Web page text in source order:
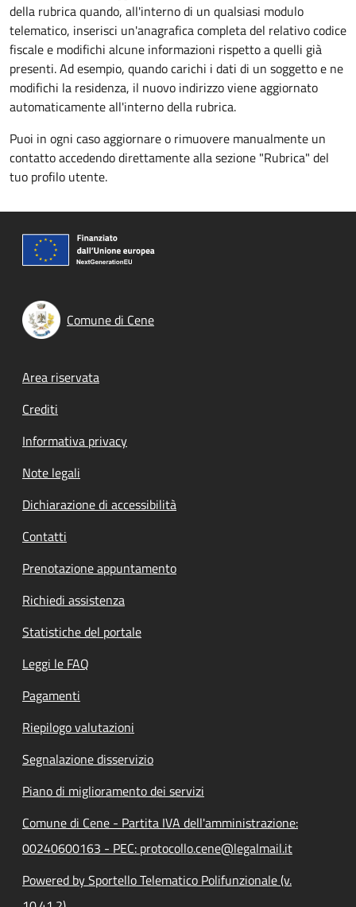
della rubrica quando, all'interno di un qualsiasi modulo
telematico, inserisci un'anagrafica completa del relativo codice
fiscale e modifichi alcune informazioni rispetto a quelli già
presenti. Ad esempio, quando carichi i dati di un soggetto e ne
modifichi la residenza, il nuovo indirizzo viene aggiornato
automaticamente all'interno della rubrica.
Puoi in ogni caso aggiornare o rimuovere manualmente un
contatto accedendo direttamente alla sezione "Rubrica" del
tuo profilo utente.
Comune di Cene
Footer menu
Area riservata
Crediti
Informativa privacy
Note legali
Dichiarazione di accessibilità
Contatti
Prenotazione appuntamento
Richiedi assistenza
Statistiche del portale
Leggi le FAQ
Pagamenti
Riepilogo valutazioni
Segnalazione disservizio
Piano di miglioramento dei servizi
Comune di Cene - Partita IVA dell'amministrazione:
00240600163 - PEC: protocollo.cene@legalmail.it
Powered by Sportello Telematico Polifunzionale (v.